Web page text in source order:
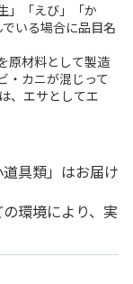
」「えび」「か
いる場合に品目名
原材料として製造
・カニが混じって
、エサとしてエ
具類」はお届け
環境により、実